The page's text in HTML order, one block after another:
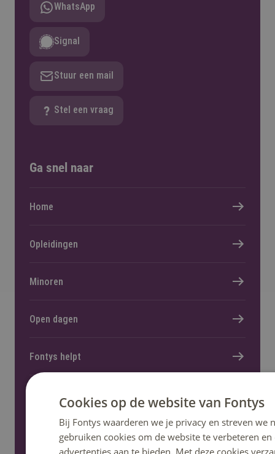
WhatsApp
Signal
Stuur een mail
Stel een vraag
Ga snel naar
Home
Opleidingen
Minoren
Open dagen
Fontys helpt
Cookies op de website van Fontys
Bij Fontys waarderen we je privacy en streven we
gebruiken cookies om de website te verbeteren
advertenties aan te bieden. Met deze cookies